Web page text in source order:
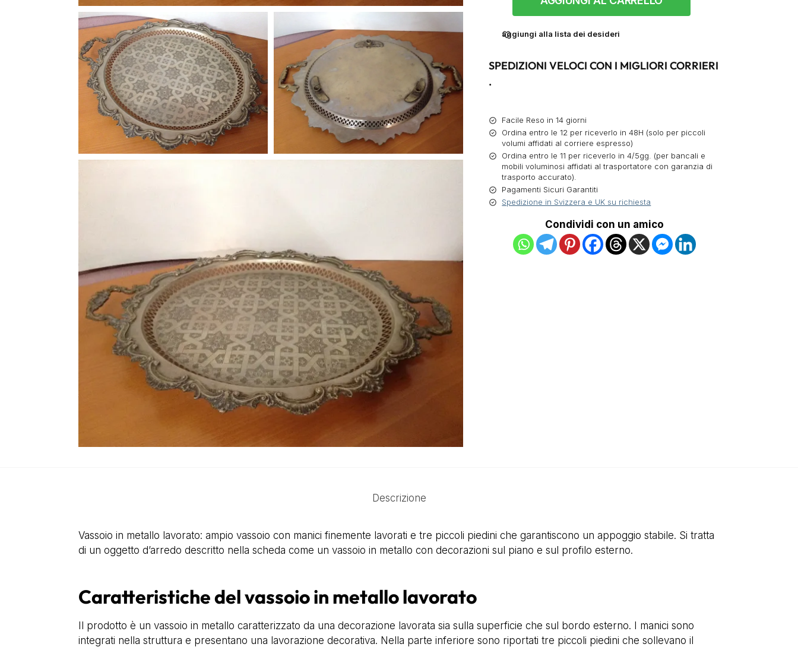
aggiungi alla lista dei desideri
SPEDIZIONI VELOCI CON I MIGLIORI CORRIERI
.
Facile Reso in 14 giorni
Ordina entro le 12 per riceverlo in 48H (solo per piccoli
volumi affidati al corriere espresso)
Ordina entro le 11 per riceverlo in 4/5gg. (per bancali e
mobili voluminosi affidati al trasportatore con garanzia di
trasporto accurato).
Pagamenti Sicuri Garantiti
Spedizione in Svizzera e UK su richiesta
Condividi con un amico
Descrizione
Vassoio in metallo lavorato: ampio vassoio con manici finemente lavorati e tre piccoli piedini che garantiscono un appoggio stabile. Si tratta
di un oggetto d’arredo descritto nella scheda come un vassoio in metallo con decorazioni sul piano e sul profilo esterno.
Caratteristiche del vassoio in metallo lavorato
Il prodotto è un vassoio in metallo caratterizzato da una decorazione lavorata sia sulla superficie che sul bordo esterno. I manici sono
integrati nella struttura e presentano una lavorazione decorativa. Nella parte inferiore sono riportati tre piccoli piedini che sollevano il